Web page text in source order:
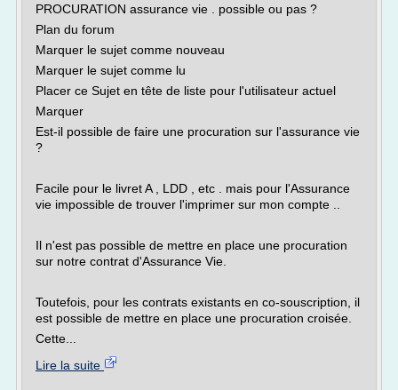
PROCURATION assurance vie . possible ou pas ?
Plan du forum
Marquer le sujet comme nouveau
Marquer le sujet comme lu
Placer ce Sujet en tête de liste pour l'utilisateur actuel
Marquer
Est-il possible de faire une procuration sur l'assurance vie
?
Facile pour le livret A , LDD , etc . mais pour l'Assurance
vie impossible de trouver l'imprimer sur mon compte ..
Il n'est pas possible de mettre en place une procuration
sur notre contrat d'Assurance Vie.
Toutefois, pour les contrats existants en co-souscription, il
est possible de mettre en place une procuration croisée.
Cette...
Lire la suite